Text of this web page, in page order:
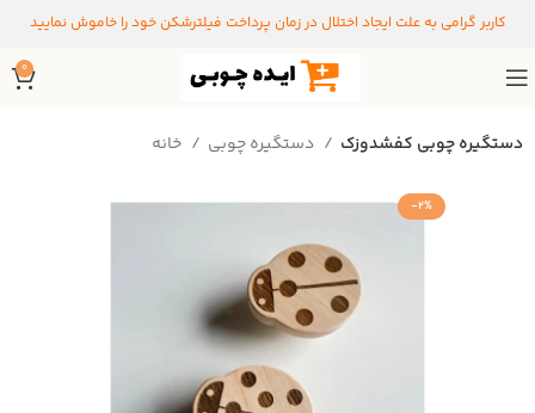
کاربر گرامی به علت ایجاد اختلال در زمان پرداخت فیلترشکن خود را خاموش نمایید
0
خانه دستگیره‌ چوبی دستگیره چوبی کفشدوزک
-2%